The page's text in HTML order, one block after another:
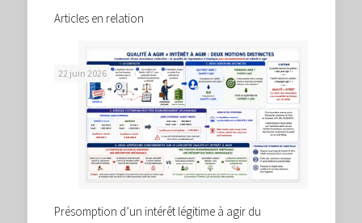
Articles en relation
22 juin 2026
Présomption d’un intérêt légitime à agir du